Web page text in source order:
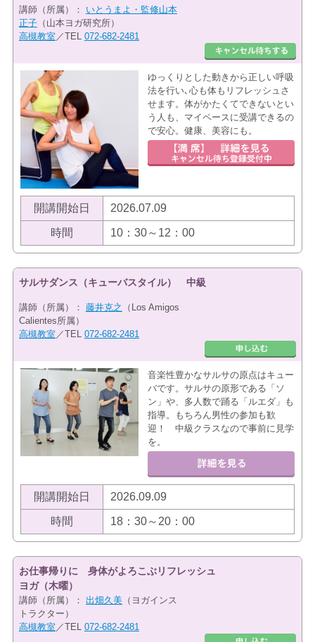
講師（所属）： いとうまよ・監修山本
正子（山本ヨガ研究所）
高槻教室 ／TEL 072-682-2481
ゆっくりとした動きから正しい呼吸
法を行い､心も体もリフレッシュさ
せます。体がかたくてできないとい
う人も、マイペースに受講できるの
で安心。健康、美容にも。
開講開始日 2026.07.09
時間 10：30～12：00
サルサダンス（キューバスタイル） 中級
講師（所属）： 藤井克之
（Los Amigos
Calientes所属）
高槻教室 ／TEL 072-682-2481
音楽性豊かなサルサの原点はキュー
バです。サルサの原形である「ソ
ン」や、多人数で踊る「ルエダ」も
指導。もちろん男性の参加も歓
迎！ 中級クラスなので事前に見学
を。
開講開始日 2026.09.09
時間 18：30～20：00
お仕事帰りに 身体がよろこぶリフレッシュ
ヨガ（木曜）
講師（所属）： 出畑久美（ヨガインス
トラクター）
高槻教室 ／TEL 072-682-2481